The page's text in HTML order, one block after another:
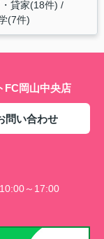
貸家(18件)
(7件)
岡山中央店
問い合わせ
～17:00